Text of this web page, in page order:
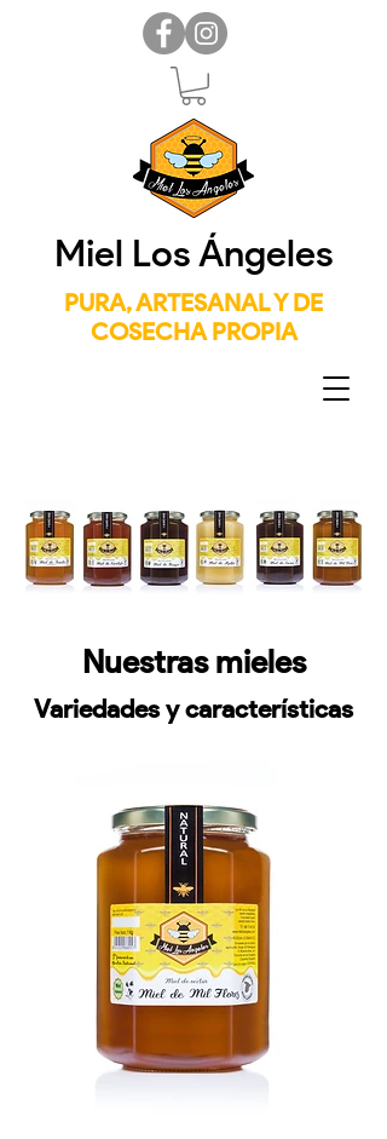
Miel Los Ángeles
PURA, ARTESANAL Y DE
COSECHA PROPIA
Nuestras mieles
Variedades y características